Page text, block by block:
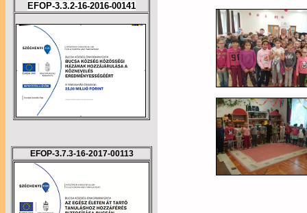
EFOP-3.3.2-16-2016-00141
EFOP-3.7.3-16-2017-00113